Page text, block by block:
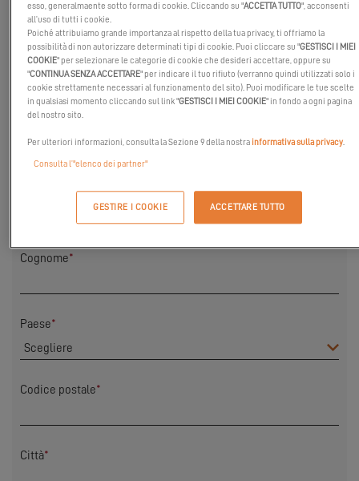
Scegli il tuo catamarano preferito*
TI CONTATTIAMO?
Cognome*
Paese*
Codice postale*
Città*
esso, generalmaente sotto forma di cookie. Cliccando su "ACCETTA TUTTO", acconsenti
all’uso di tutti i cookie.
Poiché attribuiamo grande importanza al rispetto della tua privacy, ti offriamo la
possibilità di non autorizzare determinati tipi di cookie. Puoi cliccare su "GESTISCI I MIEI
COOKIE" per selezionare le categorie di cookie che desideri accettare, oppure su
"CONTINUA SENZA ACCETTARE" per indicare il tuo rifiuto (verranno quindi utilizzati solo i
cookie strettamente necessari al funzionamento del sito). Puoi modificare le tue scelte
in qualsiasi momento cliccando sul link "GESTISCI I MIEI COOKIE" in fondo a ogni pagina
del nostro sito.
Per ulteriori informazioni, consulta la Sezione 9 della nostra informativa sulla privacy.
Consulta l’"elenco dei partner"
GESTIRE I COOKIE ACCETTARE TUTTO